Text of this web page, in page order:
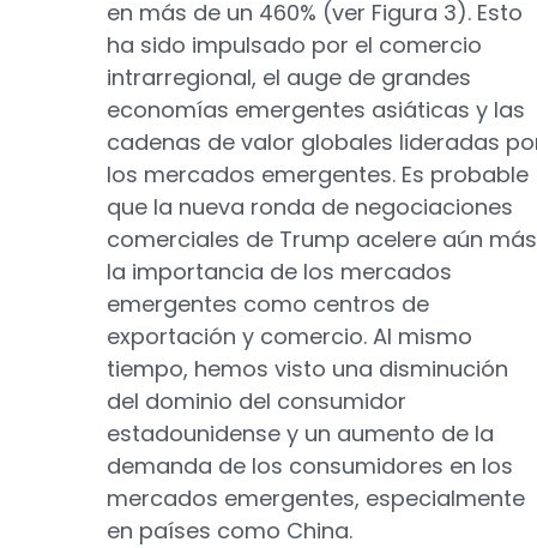
en más de un 460% (ver Figura 3). Esto
ha sido impulsado por el comercio
intrarregional, el auge de grandes
economías emergentes asiáticas y las
cadenas de valor globales lideradas
los mercados emergentes. Es probable
que la nueva ronda de negociaciones
comerciales de Trump acelere aún más
la importancia de los mercados
emergentes como centros de
exportación y comercio. Al mismo
tiempo, hemos visto una disminución
del dominio del consumidor
estadounidense y un aumento de la
demanda de los consumidores en los
mercados emergentes, especialmente
en países como China.